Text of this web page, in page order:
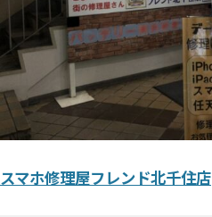
スマホ修理屋フレンド北千住店